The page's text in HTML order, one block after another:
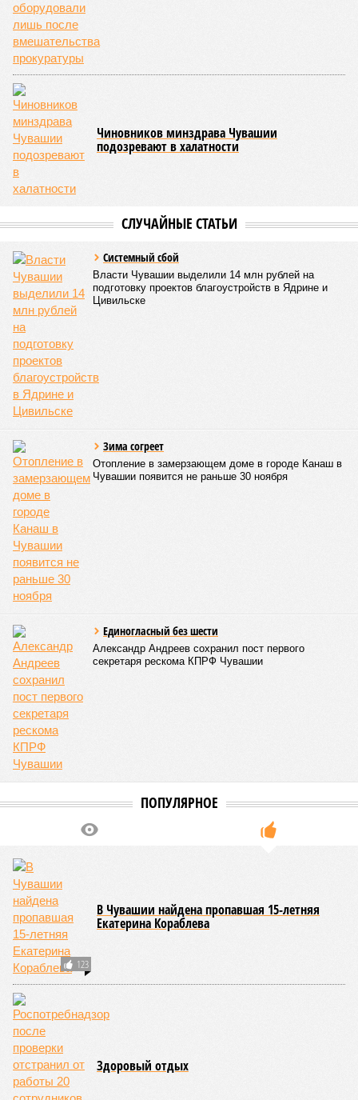
того, данное единоборство уже имеет опыт выхода на
международную арену: оно входило в программу I и II
Всемирных игр национальных видов единоборств, которые
проводились в Чувашии, что говорит о расширении
Республика
Версия //Власть //Роспотребнадзор после проверки отстранил от
работы 20 сотрудников детских лагерей
Роспотребнадзор после проверки отстранил от работы 20
сотрудников детских лагерей
Здоровый отдых
детских лагерей (фото: pixnio.com)
Руководитель Управления Роспотребнадзора по Чувашской
Республике Татьяна Гермонова принимала участие в заседании
Межведомственной комиссии, занимающейся вопросами
организации детского отдыха и оздоровления в регионе. В
рамках встречи участники рассматривали текущее состояние
летней оздоровительной кампании 2026 года и промежуточные
Управлением Роспотребнадзора по Республике Татарстан
были обобщенырезультаты контрольно-надзорных
мероприятий в детских оздоровительных лагерях. В
нынешнем сезоне функционирует 299 таких учреждений,
причём 14 из них относятся к загородному типу. Сотрудники
ведомства осуществили 105 выездных проверок и
профилактических визитов, что позволило охватить
проверочными действиями значительную долю лагерей. По
итогам проведённых мероприятий различные нарушения
были зафиксированы в 33 учреждениях. В адрес
предписания, обязывающие устранить выявленные
Среди наиболее часто встречающихся нарушений
оказались следующие: ненадлежащее содержание
территории и несоблюдение санитарно-гигиенических норм
на ней; нарушения в процессе организации питания детей и
при обеспечении питьевого режима; а также
несвоевременное или неполное проведение медицинских
осмотров сотрудников лагерей.
Особый контроль был направлен на персонал,
работающий на пищеблоках. В ходе этих проверок у 20
указанные сотрудники были незамедлительно отстранены
от выполнения своих обязанностей и направлены на
лечение.